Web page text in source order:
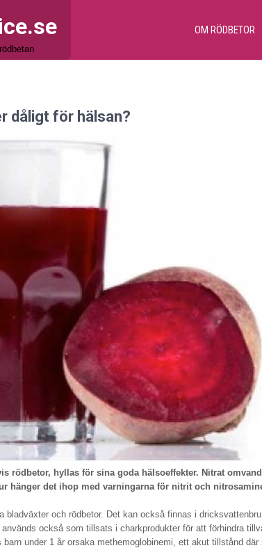
OM RÖDBETOR
dåligt för hälsan?
rödbetor, hyllas för sina goda hälsoeffekter. Nitrat
hänger det ihop med varningarna för nitrit och
bladväxter och rödbetor. Det kan också finnas i
också som tillsats i charkprodukter för att förhindra
under 1 år orsaka methemoglobinemi, ett akut tillstånd